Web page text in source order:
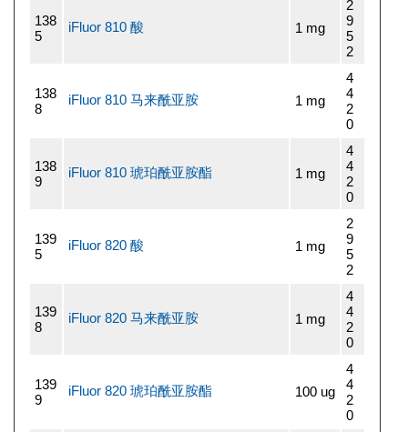
138
5
iFluor 810 酸 1 mg
2
9
5
2
138
8
iFluor 810 马来酰亚胺 1 mg
4
4
2
0
138
9
iFluor 810 琥珀酰亚胺酯 1 mg
4
4
2
0
139
5
iFluor 820 酸 1 mg
2
9
5
2
139
8
iFluor 820 马来酰亚胺 1 mg
4
4
2
0
139
9
iFluor 820 琥珀酰亚胺酯 100 ug
4
4
2
0